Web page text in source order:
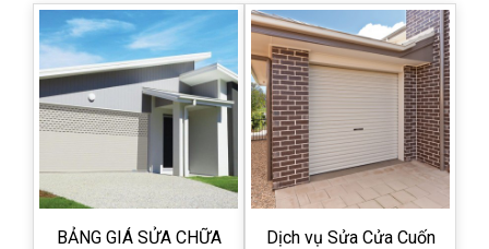
BẢNG GIÁ SỬA CHỮA
Dịch vụ Sửa Cửa Cuốn